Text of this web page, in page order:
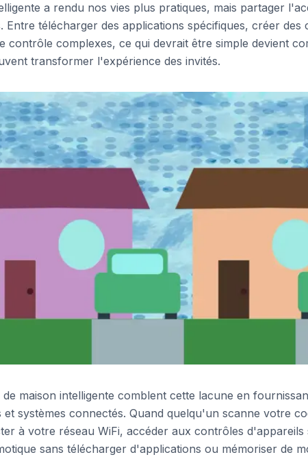
a rendu nos vies plus pratiques, mais partager
Entre télécharger des applications spécifiques, créer des
contrôle complexes, ce qui devrait être simple devient
transformer l'expérience des invités.
maison intelligente comblent cette lacune en
et systèmes connectés. Quand quelqu'un scanne votre
à votre réseau WiFi, accéder aux contrôles
sans télécharger d'applications ou mémoriser de